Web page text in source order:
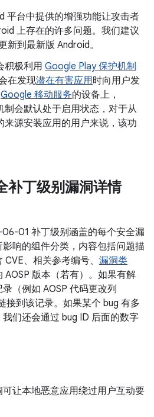
平台中提供的增强功能让攻击者
上存在的许多问题。我们建议
新到最新版 Android。
积极利用 Google Play 保护机制
在发现潜在有害应用时向用户发
Google 移动服务的设备上，
制会默认处于启用状态，对于从
来源安装应用的用户来说，该功
补丁级别漏洞详情
01 补丁级别涵盖的每个安全漏
响的组件分类，内容包括问题描
、相关参考编号、 漏洞类
AOSP 版本（若有）。如果有解
（例如 AOSP 代码更改列
接到该记录。如果某个 bug 有多
们还会通过 bug ID 后面的数字
让本地恶意应用绕过用户互动要